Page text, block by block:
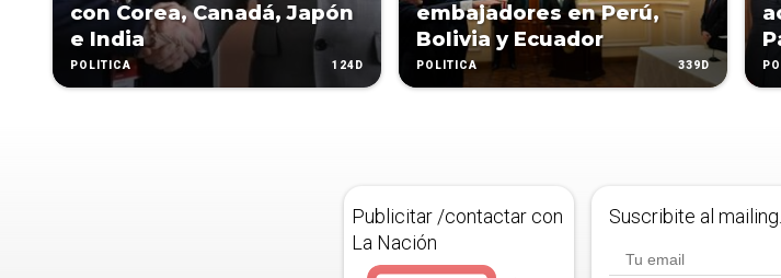
con Corea, Canadá, Japón
e India
POLÍTICA 124D
embajadores en Perú,
Bolivia y Ecuador
POLÍTICA 339D
Publicitar /contactar con
La Nación
Suscribite al mailing.